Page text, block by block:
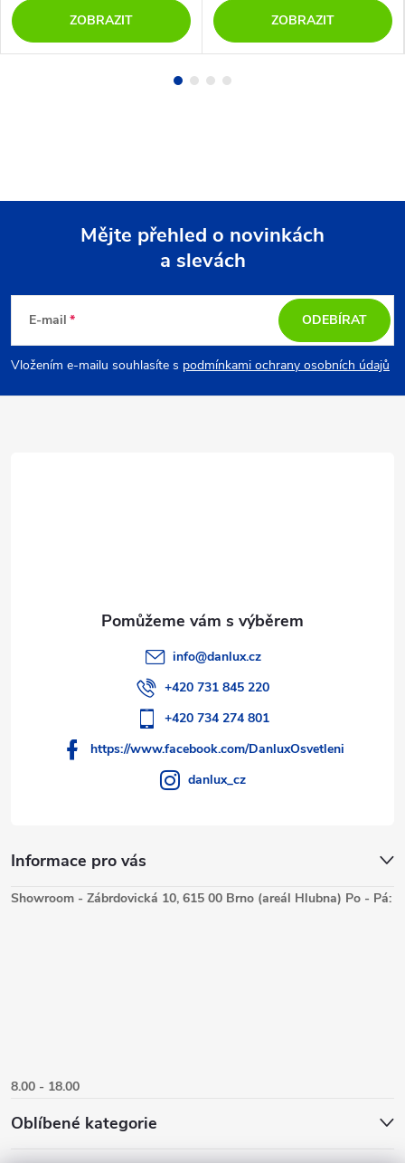
ZOBRAZIT ZOBRAZIT
p
Mějte přehled o novinkách
a slevách
E-mail
Vložením e-mailu souhlasíte s podmínkami ochrany osobních údajů
ODEBÍRAT
Informace pro vás
info@danlux.cz
+420 731 845 220
+420 734 274 801
https://www.facebook.com/DanluxOsvetleni
danlux_cz
Showroom - Zábrdovická 10, 615 00 Brno (areál Hlubna) Po - Pá:
8.00 - 18.00
Oblíbené kategorie